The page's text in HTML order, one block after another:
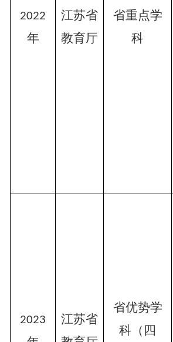
2022
年
江苏省
教育厅
省重点学
科
2023
江苏省
省优势学
科（四